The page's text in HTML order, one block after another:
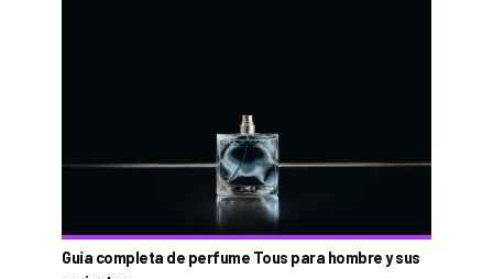
Guía completa de perfume Tous para hombre y sus